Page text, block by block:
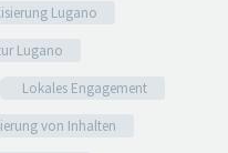
Lugano
Lugano
Lokales Engagement
von Inhalten